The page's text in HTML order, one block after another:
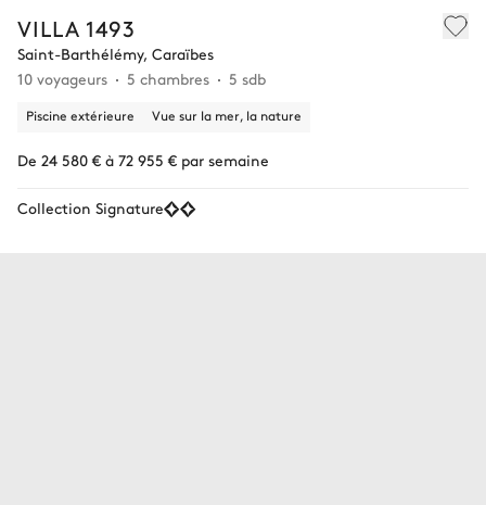
VILLA 1493
Saint-Barthélémy, Caraïbes
10 voyageurs
5 chambres 5 sdb
Piscine extérieure Vue sur la mer, la nature
De 24 580 € à 72 955 € par semaine
Collection Signature